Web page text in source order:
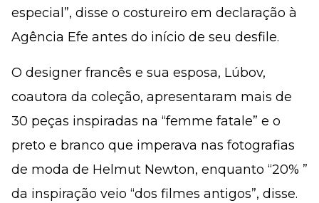
especial”, disse o costureiro em declaração à
Agência Efe antes do início de seu desfile.
O designer francês e sua esposa, Lúbov,
coautora da coleção, apresentaram mais de
30 peças inspiradas na “femme fatale” e o
preto e branco que imperava nas fotografias
de moda de Helmut Newton, enquanto “20% ”
da inspiração veio “dos filmes antigos”, disse.